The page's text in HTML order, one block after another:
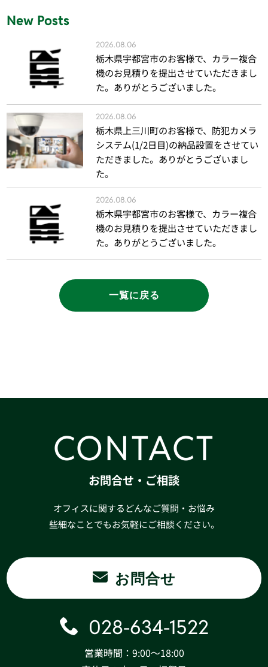
New Posts
2026.08.06
栃木県宇都宮市のお客様で、カラー複合
機のお見積りを提出させていただきまし
た。ありがとうございました。
2026.08.06
栃木県上三川町のお客様で、防犯カメラ
システム(1/2日目)の納品設置をさせてい
ただきました。ありがとうございまし
た。
2026.08.06
栃木県宇都宮市のお客様で、カラー複合
機のお見積りを提出させていただきまし
た。ありがとうございました。
一覧に戻る
CONTACT
お問合せ・ご相談
オフィスに関するどんなご質問・お悩み
些細なことでもお気軽にご相談ください。
お問合せ
028-634-1522
営業時間：9:00〜18:00